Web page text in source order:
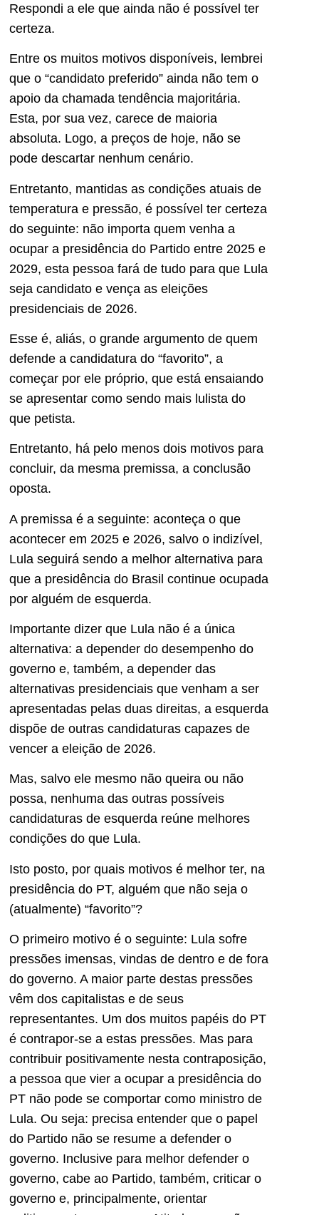
Respondi a ele que ainda não é possível ter
certeza.
Entre os muitos motivos disponíveis, lembrei
que o “candidato preferido” ainda não tem o
apoio da chamada tendência majoritária.
Esta, por sua vez, carece de maioria
absoluta. Logo, a preços de hoje, não se
pode descartar nenhum cenário.
Entretanto, mantidas as condições atuais de
temperatura e pressão, é possível ter certeza
do seguinte: não importa quem venha a
ocupar a presidência do Partido entre 2025 e
2029, esta pessoa fará de tudo para que Lula
seja candidato e vença as eleições
presidenciais de 2026.
Esse é, aliás, o grande argumento de quem
defende a candidatura do “favorito”, a
começar por ele próprio, que está ensaiando
se apresentar como sendo mais lulista do
que petista.
Entretanto, há pelo menos dois motivos para
concluir, da mesma premissa, a conclusão
oposta.
A premissa é a seguinte: aconteça o que
acontecer em 2025 e 2026, salvo o indizível,
Lula seguirá sendo a melhor alternativa para
que a presidência do Brasil continue ocupada
por alguém de esquerda.
Importante dizer que Lula não é a única
alternativa: a depender do desempenho do
governo e, também, a depender das
alternativas presidenciais que venham a ser
apresentadas pelas duas direitas, a esquerda
dispõe de outras candidaturas capazes de
vencer a eleição de 2026.
Mas, salvo ele mesmo não queira ou não
possa, nenhuma das outras possíveis
candidaturas de esquerda reúne melhores
condições do que Lula.
Isto posto, por quais motivos é melhor ter, na
presidência do PT, alguém que não seja o
(atualmente) “favorito”?
O primeiro motivo é o seguinte: Lula sofre
pressões imensas, vindas de dentro e de fora
do governo. A maior parte destas pressões
vêm dos capitalistas e de seus
representantes. Um dos muitos papéis do PT
é contrapor-se a estas pressões. Mas para
contribuir positivamente nesta contraposição,
a pessoa que vier a ocupar a presidência do
PT não pode se comportar como ministro de
Lula. Ou seja: precisa entender que o papel
do Partido não se resume a defender o
governo. Inclusive para melhor defender o
governo, cabe ao Partido, também, criticar o
governo e, principalmente, orientar